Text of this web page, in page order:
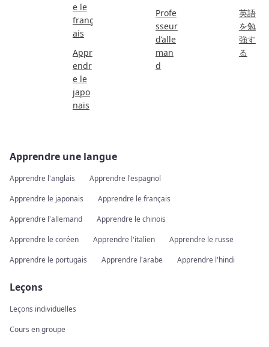
e le
franç
ais
Appr
endr
e le
japo
nais
Profe
sseur
d’alle
man
d
英語
を勉
強す
る
Apprendre une langue
Apprendre l'anglais
Apprendre l'espagnol
Apprendre le japonais
Apprendre le français
Apprendre l'allemand
Apprendre le chinois
Apprendre le coréen
Apprendre l'italien
Apprendre le russe
Apprendre le portugais
Apprendre l'arabe Apprendre l'hindi
Leçons
Leçons individuelles
Cours en groupe